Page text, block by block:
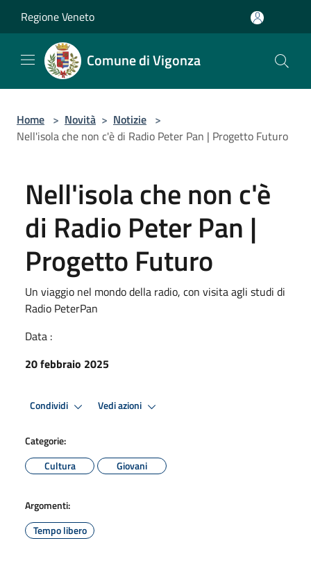
Regione Veneto
Comune di Vigonza
Home > Novità > Notizie >
Nell'isola che non c'è di Radio Peter Pan | Progetto Futuro
Nell'isola che non c'è
di Radio Peter Pan |
Progetto Futuro
Un viaggio nel mondo della radio, con visita agli studi di
Radio PeterPan
Data :
20 febbraio 2025
Condividi Vedi azioni
Categorie:
Cultura
Giovani
Argomenti:
Tempo libero